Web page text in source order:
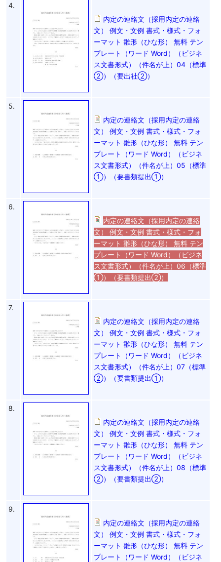
4.
内定の連絡文（採用内定の連絡
文） 例文・文例 書式・様式・フォ
ーマット 雛形（ひな形） 無料 テン
プレート（ワード Word）（ビジネ
ス文書形式）（件名が上）04（標準
②）（要出社②）
5.
内定の連絡文（採用内定の連絡
文） 例文・文例 書式・様式・フォ
ーマット 雛形（ひな形） 無料 テン
プレート（ワード Word）（ビジネ
ス文書形式）（件名が上）05（標準
①）（要書類提出①）
6.
内定の連絡文（採用内定の連絡
文） 例文・文例 書式・様式・フォ
ーマット 雛形（ひな形） 無料 テン
プレート（ワード Word）（ビジネ
ス文書形式）（件名が上）06（標準
①）（要書類提出②）
7.
内定の連絡文（採用内定の連絡
文） 例文・文例 書式・様式・フォ
ーマット 雛形（ひな形） 無料 テン
プレート（ワード Word）（ビジネ
ス文書形式）（件名が上）07（標準
②）（要書類提出①）
8.
内定の連絡文（採用内定の連絡
文） 例文・文例 書式・様式・フォ
ーマット 雛形（ひな形） 無料 テン
プレート（ワード Word）（ビジネ
ス文書形式）（件名が上）08（標準
②）（要書類提出②）
9.
内定の連絡文（採用内定の連絡
文） 例文・文例 書式・様式・フォ
ーマット 雛形（ひな形） 無料 テン
プレート（ワード Word）（ビジネ